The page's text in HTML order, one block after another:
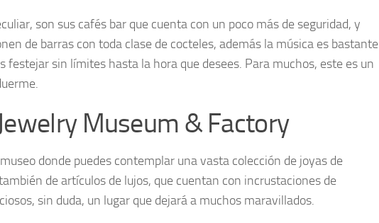
son sus cafés bar que cuenta con un poco más de seguridad, y
de barras con toda clase de cocteles, además la música es bastante
festejar sin límites hasta la hora que desees. Para muchos, este es un
Museum & Factory
donde puedes contemplar una vasta colección de joyas de
de artículos de lujos, que cuentan con incrustaciones de
sin duda, un lugar que dejará a muchos maravillados.